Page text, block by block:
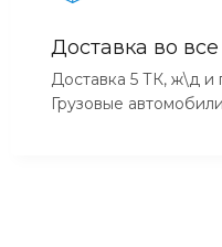
Доставка во
Доставка 5 ТК, ж\д
Грузовые